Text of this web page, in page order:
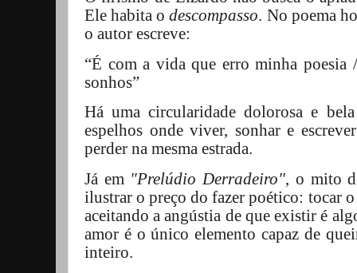
Ele habita odescompasso. No poema
o autor escreve:
“É com a vida que erro minha poesia
sonhos”
Há uma circularidade dolorosa e
espelhos onde viver, sonhar e
perder na mesma estrada.
Já em "Prelúdio Derradeiro", o mito
ilustrar o preço do fazer poético: tocar
aceitando a angústia de que existir é
amor é o único elemento capaz de
inteiro.